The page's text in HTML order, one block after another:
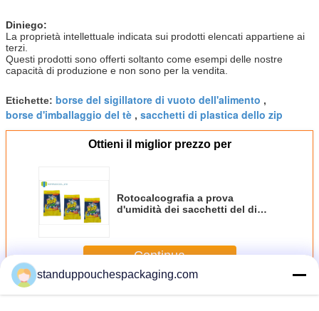
Diniego:
La proprietà intellettuale indicata sui prodotti elencati appartiene ai
terzi.
Questi prodotti sono offerti soltanto come esempi delle nostre
capacità di produzione e non sono per la vendita.
Etichette: borse del sigillatore di vuoto dell'alimento ,
borse d'imballaggio del tè , sacchetti di plastica dello zip
Ottieni il miglior prezzo per
Rotocalcografia a prova
d'umidità dei sacchetti del di
Continua
PiùIl di alluminio sta sul sacchetto
standuppouchespackaging.com